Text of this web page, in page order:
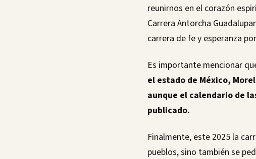
reunirnos en el corazón
Carrera Antorcha
carrera de fe y esperanza
Es importante mencionar
el estado de México,
aunque el calendario de
publicado.
Finalmente, este 2025 la
pueblos, sino también se